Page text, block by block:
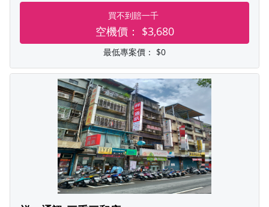
買不到賠一千
空機價： $3,680
最低專案價： $0